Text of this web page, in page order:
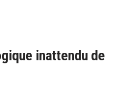
inattendu de